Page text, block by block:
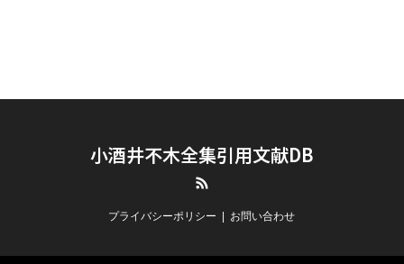
小酒井不木全集引用文献DB
プライバシーポリシー お問い合わせ